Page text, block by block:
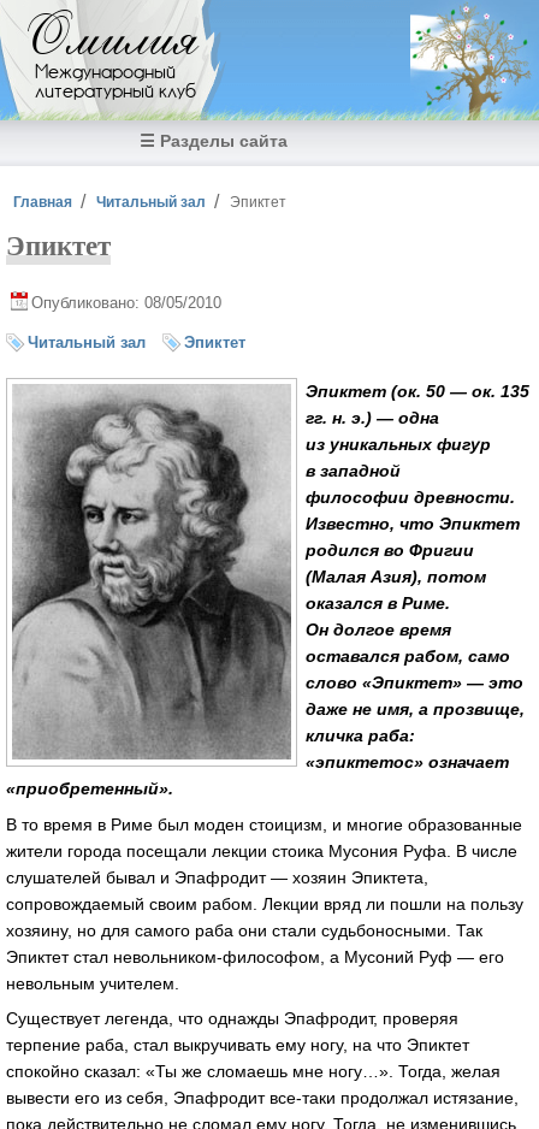
Перейти к основному содержанию
Омилия
Международный
литературный клуб
☰ Разделы сайта
Вы здесь
Главная Читальный зал Эпиктет
Эпиктет
Опубликовано: 08/05/2010
Читальный зал Эпиктет
Эпиктет (ок. 50 — ок. 135
гг. н. э.) — одна
из уникальных фигур
в западной
философии древности.
Известно, что Эпиктет
родился во Фригии
(Малая Азия), потом
оказался в Риме.
Он долгое время
оставался рабом, само
слово «Эпиктет» — это
даже не имя, а прозвище,
кличка раба:
«эпиктетос» означает
«приобретенный».
В то время в Риме был моден стоицизм, и многие образованные
жители города посещали лекции стоика Мусония Руфа. В числе
слушателей бывал и Эпафродит — хозяин Эпиктета,
сопровождаемый своим рабом. Лекции вряд ли пошли на пользу
хозяину, но для самого раба они стали судьбоносными. Так
Эпиктет стал невольником-философом , а Мусоний Руф — его
невольным учителем.
Существует легенда, что однажды Эпафродит, проверяя
терпение раба, стал выкручивать ему ногу, на что Эпиктет
спокойно сказал: «Ты же сломаешь мне ногу…». Тогда, желая
вывести его из себя, Эпафродит все-таки продолжал истязание,
пока действительно не сломал ему ногу. Тогда, не изменившись